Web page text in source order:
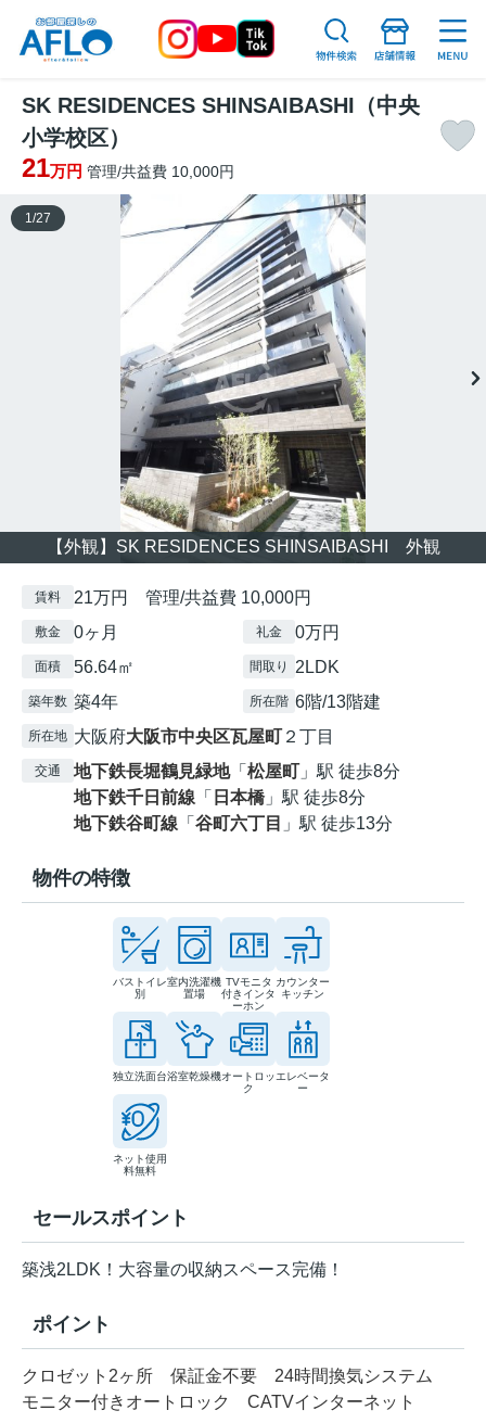
SK RESIDENCES SHINSAIBASHI（中央
小学校区）
21万円 管理/共益費 10,000円
【外観】SK RESIDENCES SHINSAIBASHI 外観
1 /27
賃料 21万円 管理/共益費 10,000円
敷金 0ヶ月 礼金 0万円
面積 56.64㎡ 間取り 2LDK
築年数 築4年 所在階 6階/13階建
所在地 大阪府大阪市中央区瓦屋町 ２丁目
交通 地下鉄長堀鶴見緑地「 松屋町 」駅 徒歩8分
地下鉄千日前線 「 日本橋」駅 徒歩8分
地下鉄谷町線 「 谷町六丁目 」駅 徒歩13分
物件の特徴
バストイレ
別
室内洗濯機
置場
TVモニタ
付きインタ
ーホン
カウンター
キッチン
独立洗面台浴室乾燥機オートロッ
ク
エレベータ
ー
ネット使用
料無料
セールスポイント
築浅2LDK！大容量の収納スペース完備！
ポイント
クロゼット2ヶ所 保証金不要
24時間換気システム
モニター付きオートロック
CATVインターネット